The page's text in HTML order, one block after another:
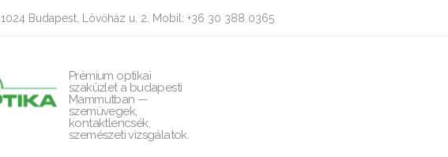
1024 Budapest, Lövőház u. 2. Mobil: +36 30 388 0365
Prémium optikai
szaküzlet a budapesti
Mammutban —
szemüvegek,
kontaktlencsék,
szemészeti vizsgálatok.